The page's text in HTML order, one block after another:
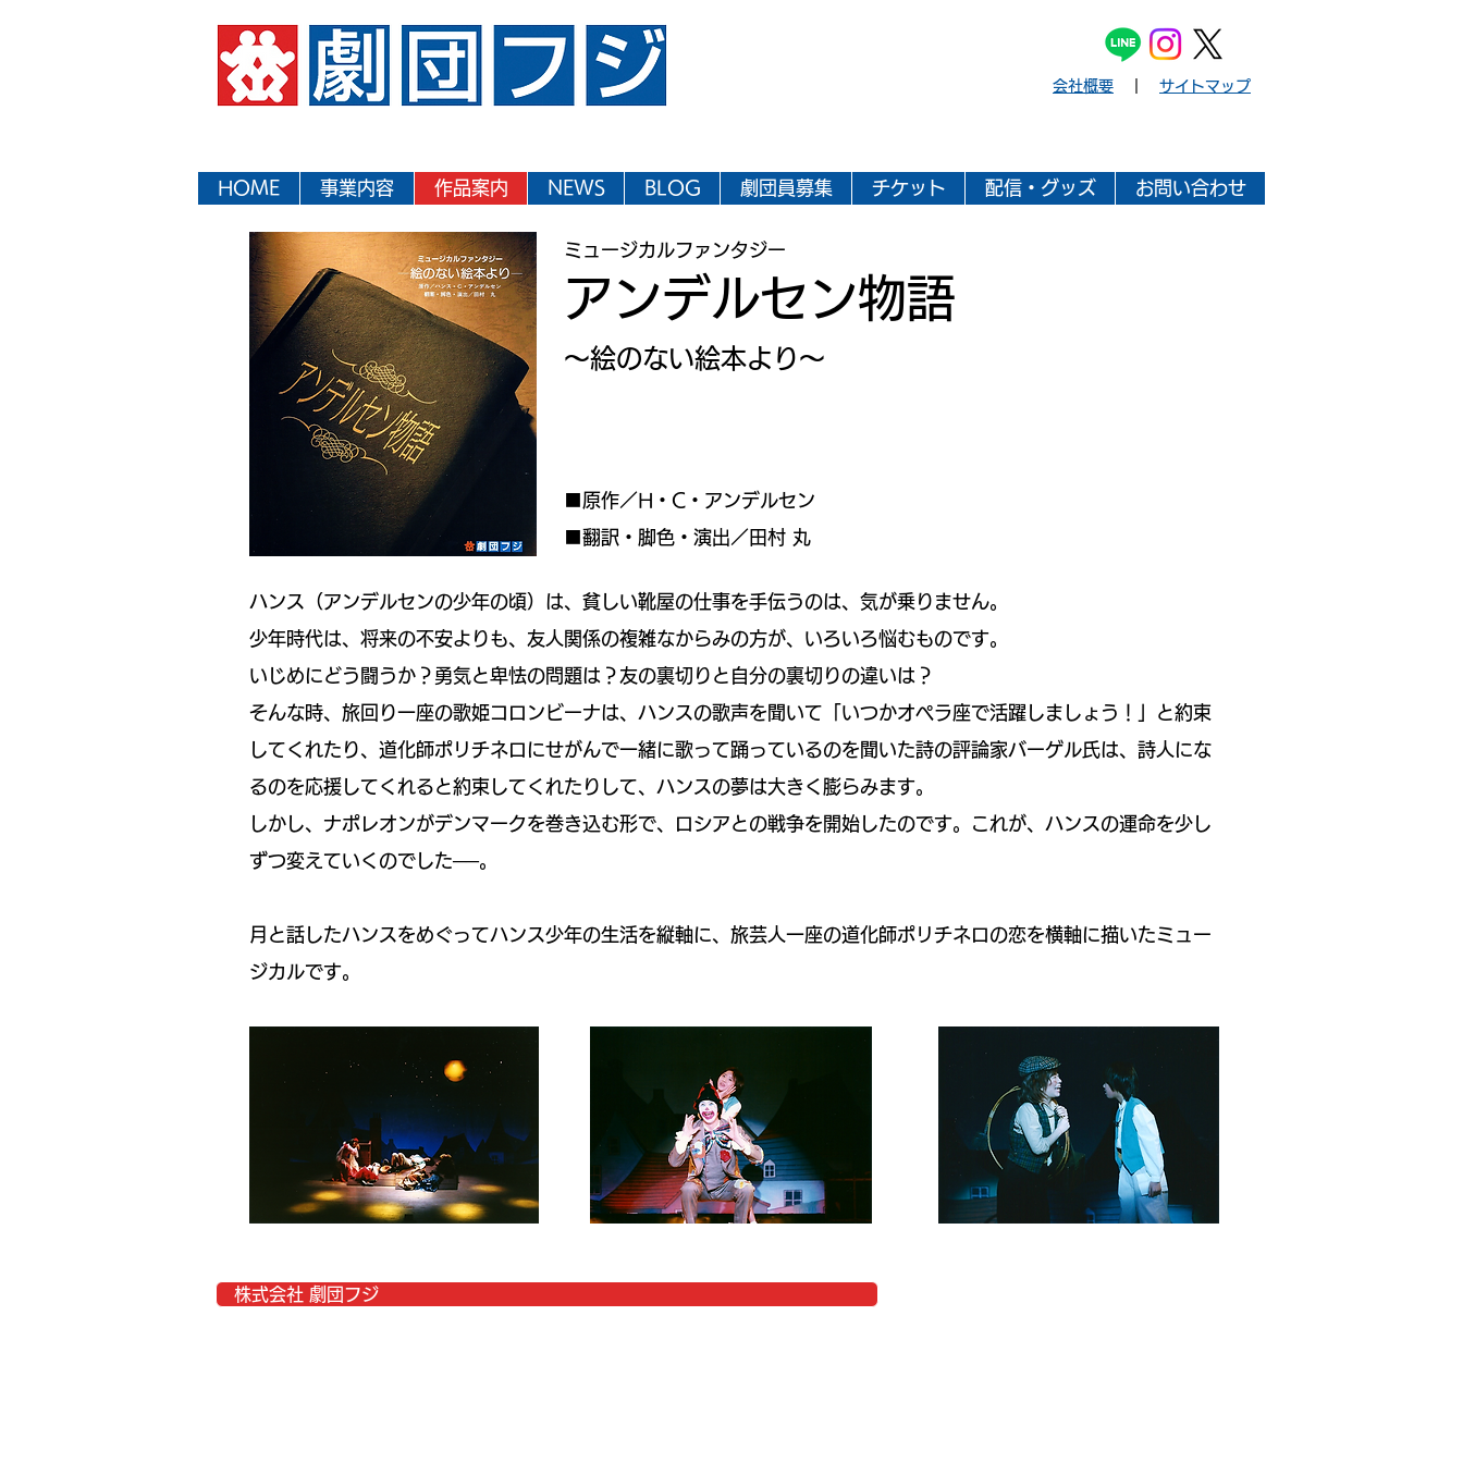
会社概要 サイトマップ
HOME 事業内容 作品案内 NEWS BLOG 劇団員募集 チケット 配信・グッズ お問い合わせ
ミュージカルファンタジー
アンデルセン物語
〜絵のない絵本より〜
■原作／H・C・アンデルセン
■翻訳・脚色・演出／田村 丸
ハンス（アンデルセンの少年の頃）は、貧しい靴屋の仕事を手伝うのは、気が乗りません。
少年時代は、将来の不安よりも、友人関係の複雑なからみの方が、いろいろ悩むものです。
いじめにどう闘うか？勇気と卑怯の問題は？友の裏切りと自分の裏切りの違いは？
​そんな時、旅回り一座の歌姫コロンビーナは、ハンスの歌声を聞いて「いつかオペラ座で活躍しましょう！」と約束
してくれたり、道化師ポリチネロにせがんで一緒に歌って踊っているのを聞いた詩の評論家バーゲル氏は、詩人にな
るのを応援してくれると約束してくれたりして、ハンスの夢は大きく膨らみます。
しかし、ナポレオンがデンマークを巻き込む形で、ロシアとの戦争を開始したのです。これが、ハンスの運命を少し
ずつ変えていくのでした──。
​月と話したハンスをめぐってハンス少年の生活を縦軸に、旅芸人一座の道化師ポリチネロの恋を横軸に描いたミュー
ジカルです。
株式会社 劇団フジ